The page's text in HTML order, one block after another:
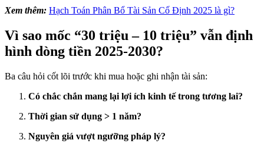
Xem thêm: Hạch Toán Phân Bổ Tài Sản Cố Định 2025 là gì?
Vì sao mốc “30 triệu – 10 triệu” vẫn định
hình dòng tiền 2025-2030?
Ba câu hỏi cốt lõi trước khi mua hoặc ghi nhận tài sản:
Có chắc chắn mang lại lợi ích kinh tế trong tương lai?
Thời gian sử dụng > 1 năm?
Nguyên giá vượt ngưỡng pháp lý?